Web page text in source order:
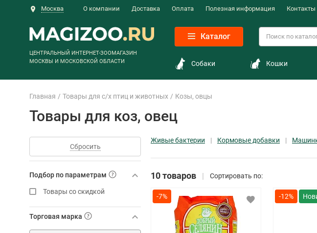
Москва О компании Доставка Оплата Полезная информация Контакты
ЦЕНТРАЛЬНЫЙ ИНТЕРНЕТ-ЗООМАГАЗИН
МОСКВЫ И МОСКОВСКОЙ ОБЛАСТИ
Каталог
Собаки Кошки
Главная Товары для с/х птиц и животных Козы, овцы
Товары для коз, овец
Сбросить
Подбор по параметрам
Товары со скидкой
Торговая марка
Живые бактерии Кормовые добавки
10 товаров Сортировать по:
-7% -12%